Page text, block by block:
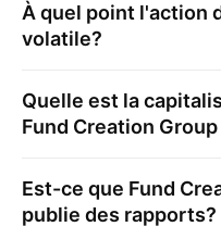
À quel point l'action
volatile?
Quelle est la
Fund Creation Group
Est-ce que Fund
publie des rapports?